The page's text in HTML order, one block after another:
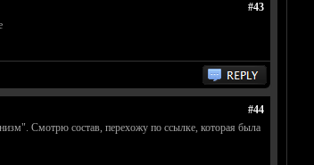
#43
#44
Смотрю состав, перехожу по ссылке, которая была